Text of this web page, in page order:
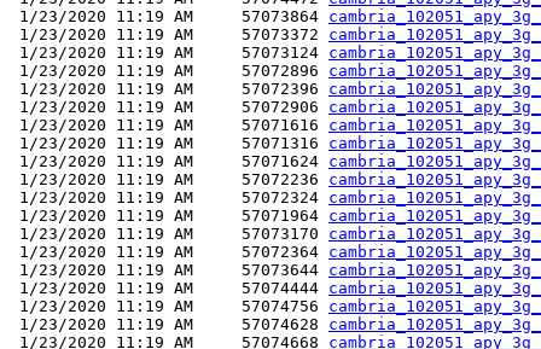
1/23/2020 11:19 AM     57073864
1/23/2020 11:19 AM     57073372
1/23/2020 11:19 AM     57073124
1/23/2020 11:19 AM     57072896
1/23/2020 11:19 AM     57072396
1/23/2020 11:19 AM     57072906
1/23/2020 11:19 AM     57071616
1/23/2020 11:19 AM     57071316
1/23/2020 11:19 AM     57071624
1/23/2020 11:19 AM     57072236
1/23/2020 11:19 AM     57072324
1/23/2020 11:19 AM     57071964
1/23/2020 11:19 AM     57073170
1/23/2020 11:19 AM     57072364
1/23/2020 11:19 AM     57073644
1/23/2020 11:19 AM     57074444
1/23/2020 11:19 AM     57074756
1/23/2020 11:19 AM     57074628
1/23/2020 11:19 AM     57074668